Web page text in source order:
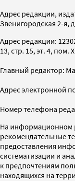
Адрес редакции,
Звенигородская 2-я,
Адрес редакции:
13, стр. 15, эт. 4, пом.
Главный редактор:
Адрес электронной
Номер телефона
На информационном
рекомендательные
предоставления
систематизации и
к предпочтениям
находящихся на